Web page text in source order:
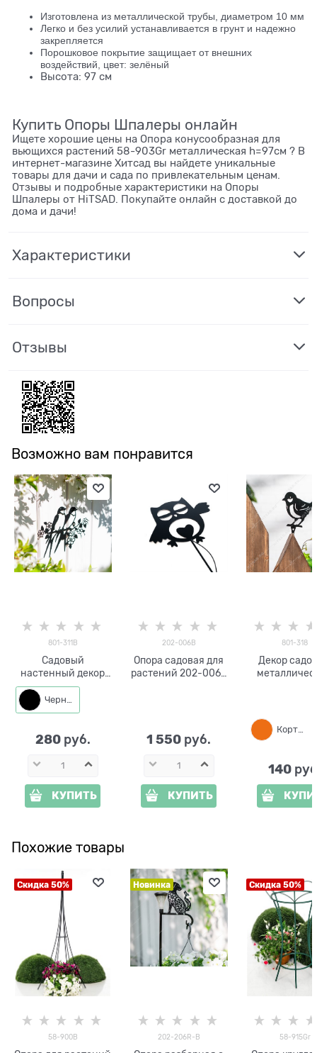
Изготовлена из металлической трубы, диаметром 10 мм
Легко и без усилий устанавливается в грунт и надежно
закрепляется
Порошковое покрытие защищает от внешних
воздействий, цвет: зелёный
Высота: 97 см
Купить Опоры Шпалеры онлайн
Ищете хорошие цены на Опора конусообразная для
вьющихся растений 58-903Gr металлическая h=97см ? В
интернет-магазине Хитсад вы найдете уникальные
товары для дачи и сада по привлекательным ценам.
Отзывы и подробные характеристики на Опоры
Шпалеры от HiTSAD. Покупайте онлайн с доставкой до
дома и дачи!
Характеристики
Вопросы
Отзывы
Возможно вам понравится
801-311B
Садовый
настенный декор
Ласточки 801-311
металл
Черный
280 руб.
КУПИТЬ
202-006B
Опора садовая для
растений 202-006B
1 550 руб.
КУПИТЬ
801-318
Декор
Кортен
140
Похожие товары
Скидка 50%
58-900B
Новинка
202-206R-B
Скидка 50%
58-915Gr